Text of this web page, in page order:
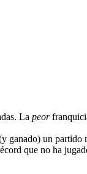
La peor
ganado) un partido
que no ha